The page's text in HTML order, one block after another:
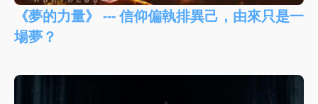
《夢的力量》 --- 信仰偏執排異己，由來只是一
場夢？